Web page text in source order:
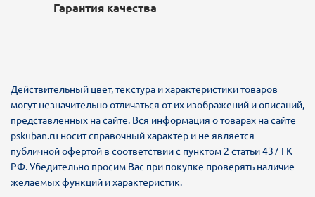
Гарантия качества
Действительный цвет, текстура и характеристики товаров
могут незначительно отличаться от их изображений и описаний,
представленных на сайте. Вся информация о товарах на сайте
pskuban.ru носит справочный характер и не является
публичной офертой в соответствии с пунктом 2 статьи 437 ГК
РФ. Убедительно просим Вас при покупке проверять наличие
желаемых функций и характеристик.